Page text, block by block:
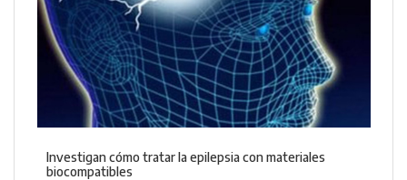
Investigan cómo tratar la epilepsia con materiales
biocompatibles